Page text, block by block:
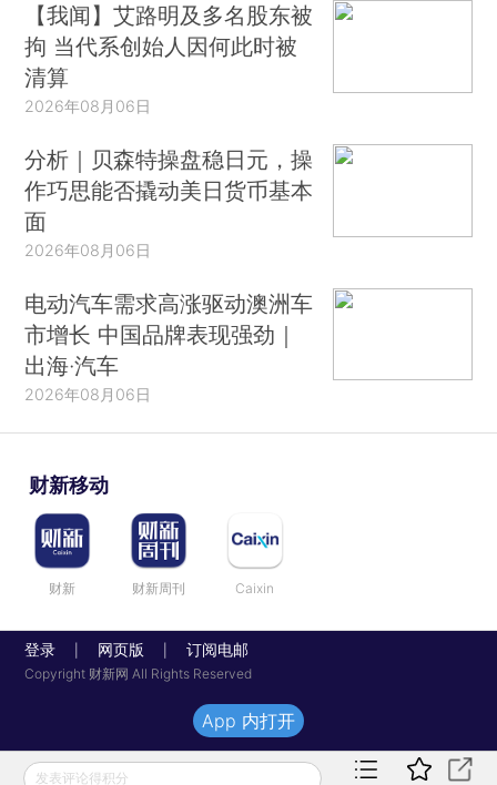
【我闻】艾路明及多名股东被
拘 当代系创始人因何此时被
清算
2026年08月06日
分析｜贝森特操盘稳日元，操
作巧思能否撬动美日货币基本
面
2026年08月06日
电动汽车需求高涨驱动澳洲车
市增长 中国品牌表现强劲｜
出海·汽车
2026年08月06日
财新移动
财新 财新周刊 Caixin
登录 网页版 订阅电邮
Copyright 财新网 All Rights Reserved
发表评论得积分
App 内打开